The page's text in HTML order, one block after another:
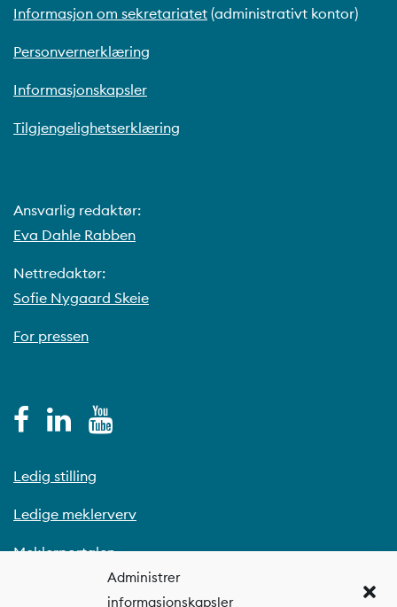
Administrer
informasjonskapsler
Informasjon om sekretariatet (administrativt kontor)
Personvernerklæring
Informasjonskapsler
Tilgjengelighetserklæring
Ansvarlig redaktør:
Eva Dahle Rabben
Nettredaktør:
Sofie Nygaard Skeie
For pressen
Ledig stilling
Ledige meklerverv
Meklerportalen